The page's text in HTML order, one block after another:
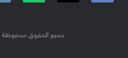
جميع الحقوق محفوظة